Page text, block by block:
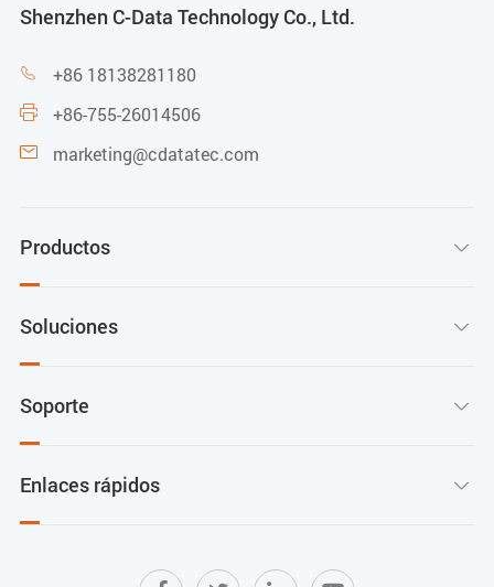
Shenzhen C-Data Technology Co., Ltd.
 +86 18138281180
 +86-755-26014506
 marketing@cdatatec.com
Productos 
Soluciones 
Soporte 
Enlaces rápidos 